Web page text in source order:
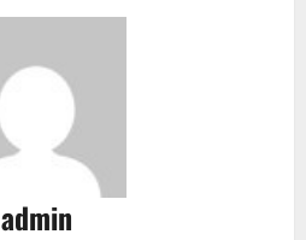
admin